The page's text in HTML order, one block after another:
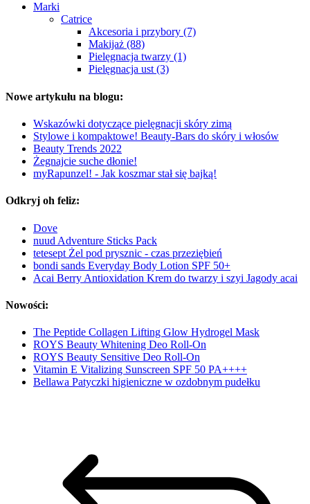
Marki
Catrice
Akcesoria i przybory (7)
Makijaż (88)
Pielęgnacja twarzy (1)
Pielęgnacja ust (3)
Nowe artykułu na blogu:
Wskazówki dotyczące pielęgnacji skóry zimą
Stylowe i kompaktowe! Beauty-Bars do skóry i włosów
Beauty Trends 2022
Żegnajcie suche dłonie!
myRapunzel! - Jak koszmar stał się bajką!
Odkryj oh feliz:
Dove
nuud Adventure Sticks Pack
tetesept Żel pod prysznic - czas przeziębień
bondi sands Everyday Body Lotion SPF 50+
Acai Berry Antioxidation Krem do twarzy i szyi Jagody acai
Nowości:
The Peptide Collagen Lifting Glow Hydrogel Mask
ROYS Beauty Whitening Deo Roll-On
ROYS Beauty Sensitive Deo Roll-On
Vitamin E Vitalizing Sunscreen SPF 50 PA++++
Bellawa Patyczki higieniczne w ozdobnym pudełku